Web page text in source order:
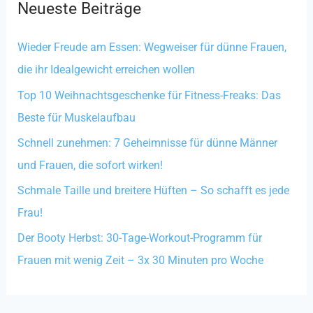
e
n
a
c
h
:
Neueste Beiträge
Wieder Freude am Essen: Wegweiser für dünne Frauen,
die ihr Idealgewicht erreichen wollen
Top 10 Weihnachtsgeschenke für Fitness-Freaks: Das
Beste für Muskelaufbau
Schnell zunehmen: 7 Geheimnisse für dünne Männer
und Frauen, die sofort wirken!
Schmale Taille und breitere Hüften – So schafft es jede
Frau!
Der Booty Herbst: 30-Tage-Workout-Programm für
Frauen mit wenig Zeit – 3x 30 Minuten pro Woche